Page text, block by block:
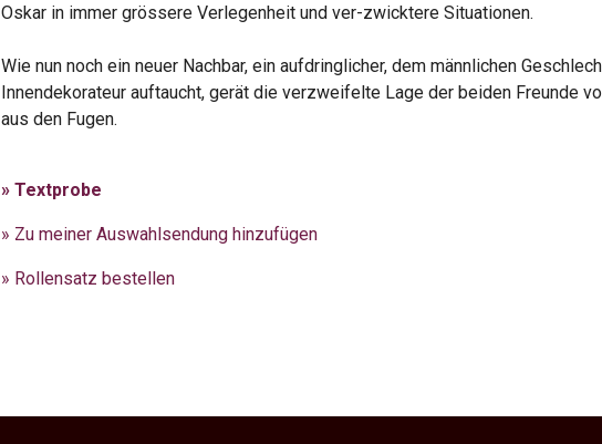
Oskar in immer grössere Verlegenheit und ver-zwicktere Situationen.
Wie nun noch ein neuer Nachbar, ein aufdringlicher, dem männlichen
Innendekorateur auftaucht, gerät die verzweifelte Lage der beiden Freunde
aus den Fugen.
» Textprobe
» Zu meiner Auswahlsendung hinzufügen
» Rollensatz bestellen